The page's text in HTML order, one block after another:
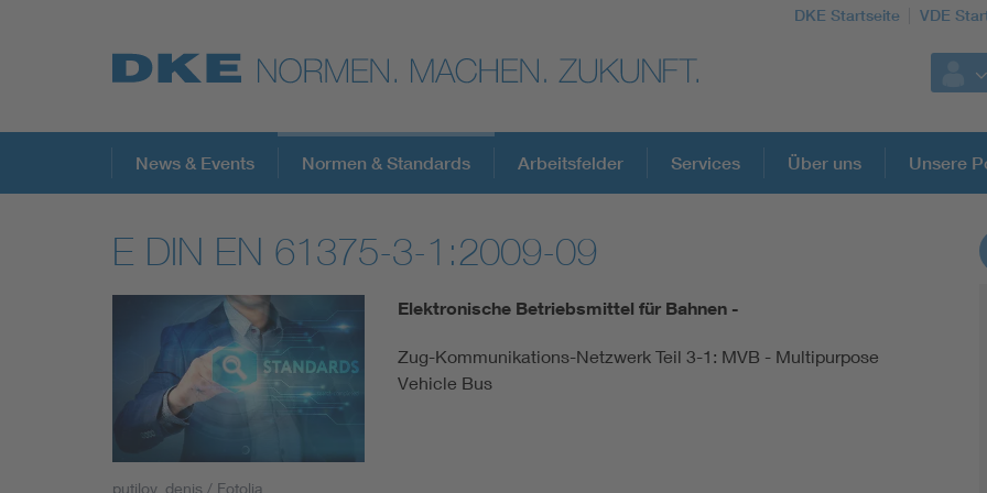
DKE Startseite VDE
Top-Themen
VDE Fokusthemen
Digital Security
Energy
DKE Fachinformationen im Kontext der
News & Events Normen & Standards Arbeitsfelder Services Über uns Unsere
E DIN EN 61375-3-1:2009-09
putilov_denis / Fotolia
Elektronische Betriebsmittel für Bahnen -
Zug-Kommunikations-Netzwerk Teil 3-1: MVB - Multipurpose
Vehicle Bus